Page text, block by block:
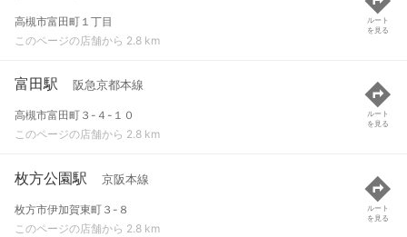
高槻市富田町１丁目
このページの店舗から 2.8 km
ルート
を見る
富田駅 阪急京都本線
高槻市富田町３-４-１０
このページの店舗から 2.8 km
ルート
を見る
枚方公園駅 京阪本線
枚方市伊加賀東町３-８
このページの店舗から 2.8 km
ルート
を見る